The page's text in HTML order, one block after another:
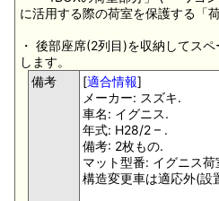
に活用する際の荷室を保護する「
・ 後部座席(2列目)を収納してス
します。
備考
[適合情報]
メーカー: スズキ.
車名: イグニス.
年式: H28/2 – .
備考: 2枚もの.
マット型番: イグニス
構造変更車は適応外(設